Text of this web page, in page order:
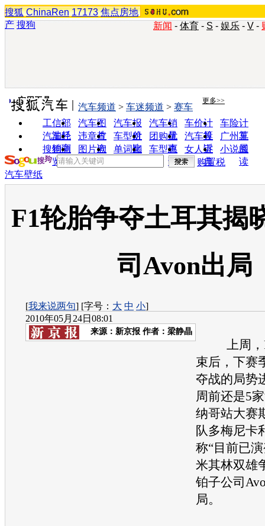
搜狐 ChinaRen 17173 焦点房地
产 搜狗 新闻 - 体育 - S - 娱乐 - V -
实用工具 更多>>
工信部
油耗
汽车图
片
汽车报
价
汽车销
量
车价计
算
车险计
算
汽车经
销商
违章查
询
车型对
比
团购优
惠
汽车投
诉
广州车
展
搜狗浏
览器
图片欣
赏
单词翻
车型查
询
女人宝
典
小说阅
读
汽车频道 > 车迷频道 > 赛车
购置税
汽车壁纸
F1轮胎争夺土耳其揭
司Avon出局
[我来说两句] [字号： 大 中 小]
2010年05月24日08:01
来源： 新京报 作者：梁静晶
上周，
束后，下赛
夺战的局势
周前还是5
纳哥站大赛
队多梅尼卡
称“目前已
米其林双雄
铂子公司
局。